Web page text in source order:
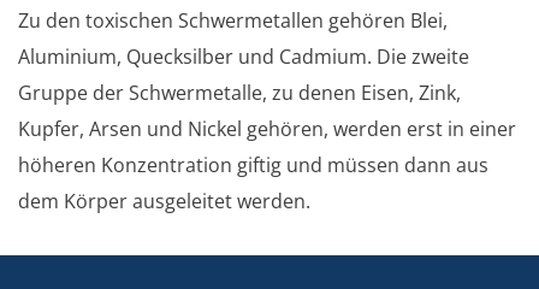
Zu den toxischen Schwermetallen gehören Blei,
Aluminium, Quecksilber und Cadmium. Die zweite
Gruppe der Schwermetalle, zu denen Eisen, Zink,
Kupfer, Arsen und Nickel gehören, werden erst in einer
höheren Konzentration giftig und müssen dann aus
dem Körper ausgeleitet werden.